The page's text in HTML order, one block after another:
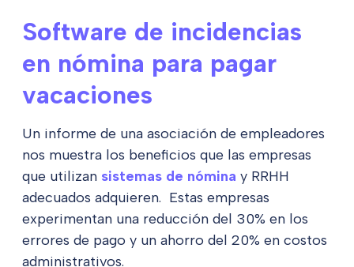
Software de incidencias
en nómina para pagar
vacaciones
Un informe de una asociación de empleadores
nos muestra los beneficios que las empresas
que utilizan sistemas de nómina y RRHH
adecuados adquieren. Estas empresas
experimentan una reducción del 30% en los
errores de pago y un ahorro del 20% en costos
administrativos.